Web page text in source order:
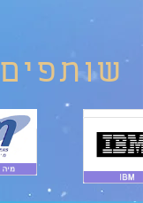
שותפים